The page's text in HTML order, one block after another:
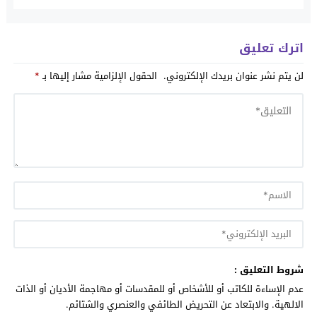
اترك تعليق
لن يتم نشر عنوان بريدك الإلكتروني. الحقول الإلزامية مشار إليها بـ*
شروط التعليق :
عدم الإساءة للكاتب أو للأشخاص أو للمقدسات أو مهاجمة الأديان أو الذات
الالهية. والابتعاد عن التحريض الطائفي والعنصري والشتائم.